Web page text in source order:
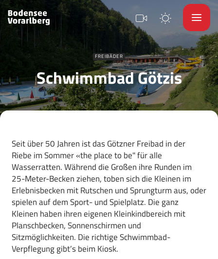
FREIBÄDER
Schwimmbad Götzis
Seit über 50 Jahren ist das Götzner Freibad in der
Riebe im Sommer «the place to be" für alle
Wasserratten. Während die Großen ihre Runden im
25-Meter-Becken ziehen, toben sich die Kleinen im
Erlebnisbecken mit Rutschen und Sprungturm aus, oder
spielen auf dem Sport- und Spielplatz. Die ganz
Kleinen haben ihren eigenen Kleinkindbereich mit
Planschbecken, Sonnenschirmen und
Sitzmöglichkeiten. Die richtige Schwimmbad-
Verpflegung gibt’s beim Kiosk.